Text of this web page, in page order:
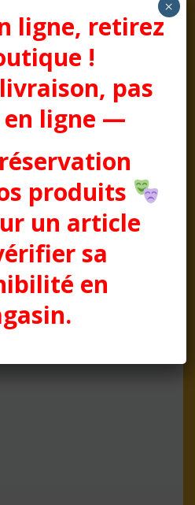
TUBE 100 BRACELETS
ROSE
Prix :
ligne, retirez
!
pas
en ligne —
produits
un article
sa
en
×